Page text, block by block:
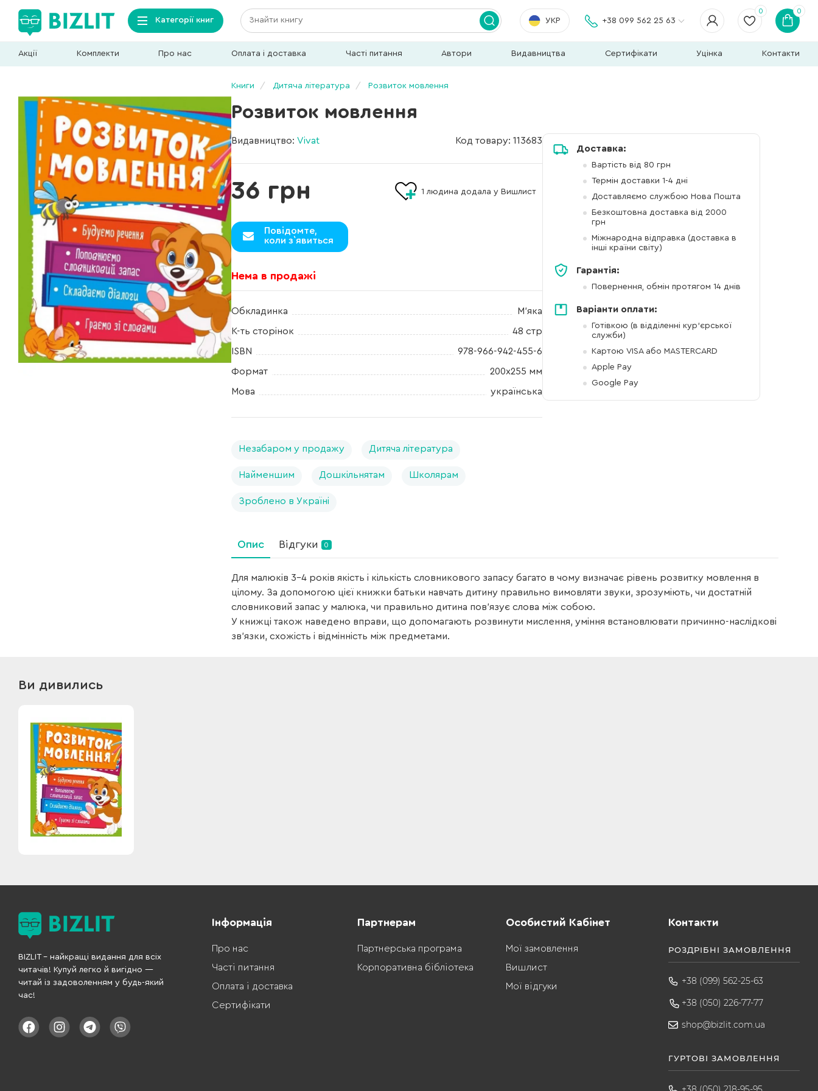
Категорії книг УКР +38 099 562 25 63
0 0
Акції Комплекти Про нас Оплата і доставка Часті питання Автори Видавництва Сертифікати Уцінка Контакти
Книги Дитяча література Розвиток мовлення
Розвиток мовлення
Видавництво: Vivat Код товару: 113683
36 грн
Повідомте,
коли з`явиться
1 людина додала у Вишлист
Нема в продажі
Обкладинка М'яка
К-ть сторінок 48 стр
ISBN 978-966-942-455-6
Формат 200х255 мм
Мова українська
Незабаром у продажу Дитяча література
Найменшим Дошкільнятам Школярам
Зроблено в Україні
Доставка:
Вартість від 80 грн
Термін доставки 1-4 дні
Доставляємо службою Нова Пошта
Безкоштовна доставка від 2000
грн
Міжнародна відправка (доставка в
інші країни світу)
Гарантія:
Повернення, обмін протягом 14 днів
Варіанти оплати:
Готівкою (в відділенні кур'єрської
служби)
Картою VISA або MASTERCARD
Apple Pay
Google Pay
Опис Відгуки 0
Для малюків 3–4 років якість і кількість словникового запасу багато в чому визначає рівень розвитку мовлення в
цілому. За допомогою цієї книжки батьки навчать дитину правильно вимовляти звуки, зрозуміють, чи достатній
словниковий запас у малюка, чи правильно дитина пов’язує слова між собою.
У книжці також наведено вправи, що допомагають розвинути мислення, уміння встановлювати причинно-наслідкові
зв’язки, схожість і відмінність між предметами.
Ви дивились
BIZLIT – найкращі видання для всіх
читачів! Купуй легко й вигідно —
читай із задоволенням у будь-який
час!
Інформація
Про нас
Часті питання
Оплата і доставка
Сертифікати
Партнерам
Партнерська програма
Корпоративна бібліотека
Особистий Кабінет
Мої замовлення
Вишлист
Мої відгуки
Контакти
РОЗДРІБНІ ЗАМОВЛЕННЯ
+38 (099) 562-25-63
+38 (050) 226-77-77
shop@bizlit.com.ua
ГУРТОВІ ЗАМОВЛЕННЯ